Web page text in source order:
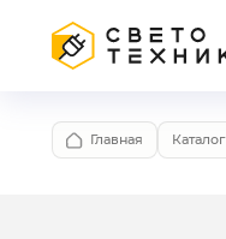
Главная Каталог